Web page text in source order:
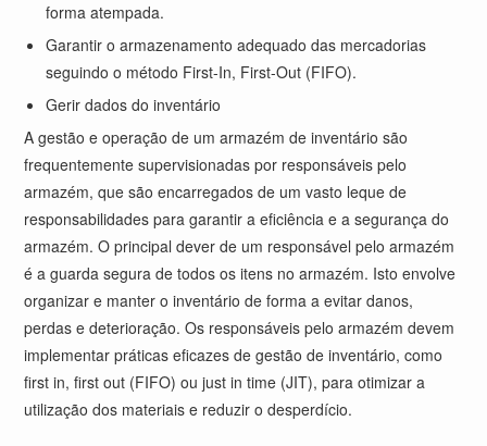
forma atempada.
Garantir o armazenamento adequado das mercadorias
seguindo o método First-In, First-Out (FIFO).
Gerir dados do inventário
A gestão e operação de um armazém de inventário são
frequentemente supervisionadas por responsáveis pelo
armazém, que são encarregados de um vasto leque de
responsabilidades para garantir a eficiência e a segurança do
armazém. O principal dever de um responsável pelo armazém
é a guarda segura de todos os itens no armazém. Isto envolve
organizar e manter o inventário de forma a evitar danos,
perdas e deterioração. Os responsáveis pelo armazém devem
implementar práticas eficazes de gestão de inventário, como
first in, first out (FIFO) ou just in time (JIT), para otimizar a
utilização dos materiais e reduzir o desperdício.